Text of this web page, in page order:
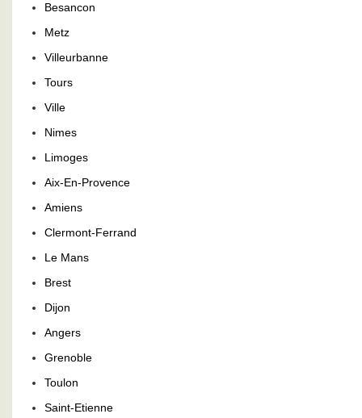
Besancon
Metz
Villeurbanne
Tours
Ville
Nimes
Limoges
Aix-En-Provence
Amiens
Clermont-Ferrand
Le Mans
Brest
Dijon
Angers
Grenoble
Toulon
Saint-Etienne